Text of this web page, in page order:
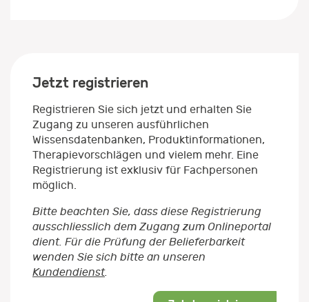
Jetzt registrieren
Registrieren Sie sich jetzt und erhalten Sie
Zugang zu unseren ausführlichen
Wissensdatenbanken, Produktinformationen,
Therapievorschlägen und vielem mehr. Eine
Registrierung ist exklusiv für Fachpersonen
möglich.
Bitte beachten Sie, dass diese Registrierung
ausschliesslich dem Zugang zum Onlineportal
dient. Für die Prüfung der Belieferbarkeit
wenden Sie sich bitte an unseren
Kundendienst.